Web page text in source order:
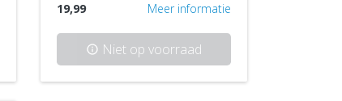
19,99 Meer informatie
info Niet op voorraad